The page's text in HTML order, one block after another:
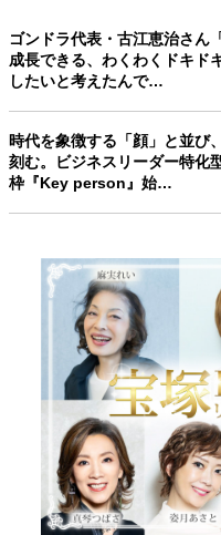
ゴンドラ代表・古江恵治さん
成長できる、わくわくドキド
したいと考えたんで…
時代を象徴する「顔」と並び
刻む。ビジネスリーダー特化
枠『Key person』始…